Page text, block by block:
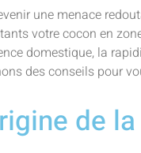
une menace
votre cocon en
domestique, la
des conseils pour
de